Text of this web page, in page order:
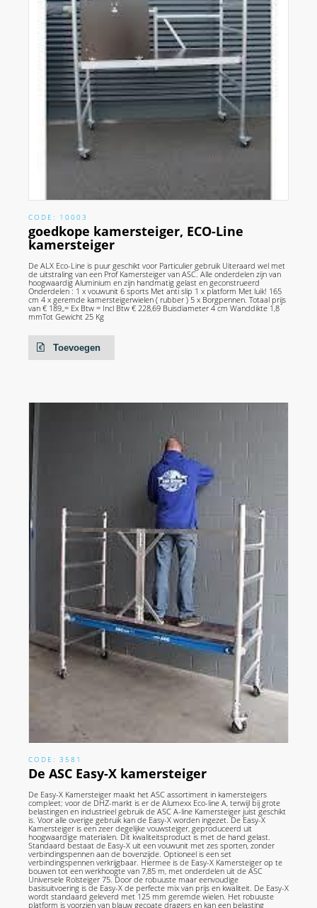
CODE: 10003
goedkope kamersteiger, ECO-Line
kamersteiger
De ALX Eco-Line is puur geschikt voor Particulier gebruik Uiteraard wel met
de uitstraling van een Prof Kamersteiger van ASC. Alle onderdelen zijn van
hoogwaardig Aluminium en zijn handmatig gelast en geconstrueerd
Onderdelen : 1 x vouwunit 6 sports Met anti slip 1 x platform Met luik! 165
cm 4 x geremde kamersteigerwielen ( rubber ) 5 x Borgpennen. Totaal prijs
van € 189,,= Ex Btw = Incl Btw € 228,69 Buisdiameter 4 cm Wanddikte 1,8
mmTot Gewicht 25 Kg
Toevoegen
CODE: 3581
De ASC Easy-X kamersteiger
De Easy-X Kamersteiger maakt het ASC assortiment in kamersteigers
compleet; voor de DHZ-markt is er de Alumexx Eco-line A, terwijl bij grote
belastingen en industrieel gebruik de ASC A-line Kamersteiger juist geschikt
is. Voor alle overige gebruik kan de Easy-X worden ingezet. De Easy-X
Kamersteiger is een zeer degelijke vouwsteiger, geproduceerd uit
hoogwaardige materialen. Dit kwaliteitsproduct is met de hand gelast.
Standaard bestaat de Easy-X uit een vouwunit met zes sporten, zonder
verbindingspennen aan de bovenzijde. Optioneel is een set
verbindingspennen verkrijgbaar. Hiermee is de Easy-X Kamersteiger op te
bouwen tot een werkhoogte van 7,85 m, met onderdelen uit de ASC
Universele Rolsteiger 75. Door de robuuste maar eenvoudige
basisuitvoering is de Easy-X de perfecte mix van prijs en kwaliteit. De Easy-X
wordt standaard geleverd met 125 mm geremde wielen. Het robuuste
platform is voorzien van blauw gecoate dragers en kan een belasting